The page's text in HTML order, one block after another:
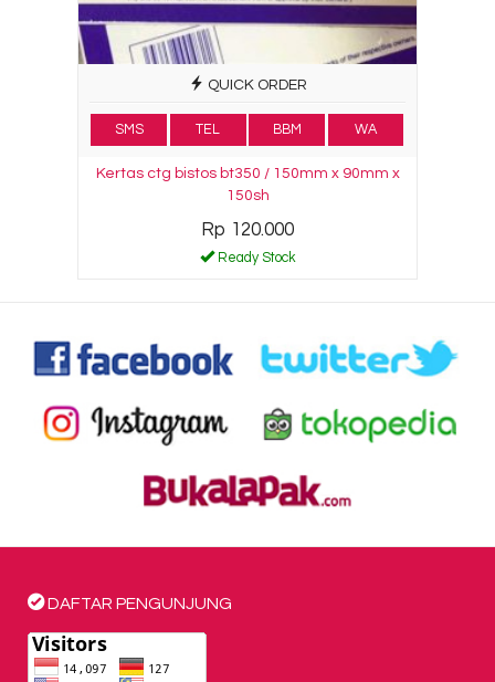
QUICK ORDER
SMS TEL BBM WA
Kertas ctg bistos bt350 / 150mm x 90mm x
150sh
Rp 120.000
Ready Stock
DAFTAR PENGUNJUNG